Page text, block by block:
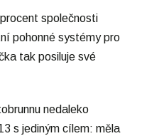
společnosti
pohonné systémy pro
tak posiluje své
nedaleko
s jediným cílem: měla